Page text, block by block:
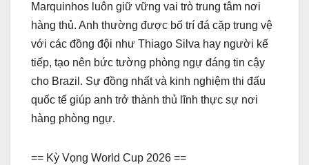
Marquinhos luôn giữ vững vai trò trung tâm nơi
hàng thủ. Anh thường được bố trí đá cặp trung vệ
với các đồng đội như Thiago Silva hay người kế
tiếp, tạo nên bức tường phòng ngự đáng tin cậy
cho Brazil. Sự đồng nhất và kinh nghiệm thi đấu
quốc tế giúp anh trở thành thủ lĩnh thực sự nơi
hàng phòng ngự.
== Kỳ Vọng World Cup 2026 ==